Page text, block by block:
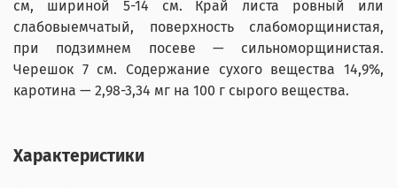
см, шириной 5-14 см. Край листа ровный или
слабовыемчатый, поверхность слабоморщинистая,
при подзимнем посеве — сильноморщинистая.
Черешок 7 см. Содержание сухого вещества 14,9%,
каротина — 2,98-3,34 мг на 100 г сырого вещества.
Характеристики